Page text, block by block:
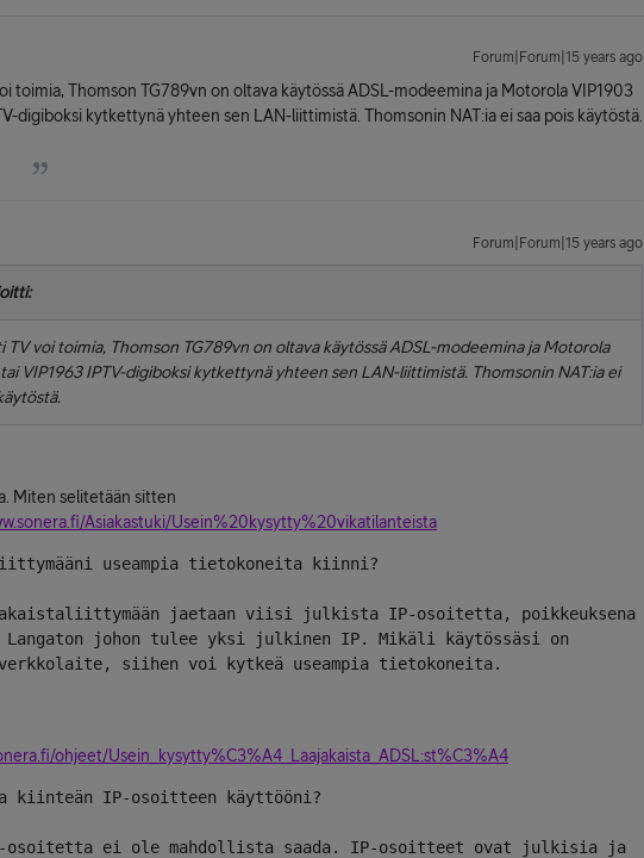
Forum|Forum|15 years ago
toimia, Thomson TG789vn on oltava käytössä ADSL-modeemina ja Motorola VIP1903
digiboksi kytkettynä yhteen sen LAN-liittimistä. Thomsonin NAT:ia ei saa pois käytöstä.
Forum|Forum|15 years ago
TV voi toimia, Thomson TG789vn on oltava käytössä ADSL-modeemina ja Motorola
tai VIP1963 IPTV-digiboksi kytkettynä yhteen sen LAN-liittimistä. Thomsonin NAT:ia ei
Miten selitetään sitten
Asiakastuki/Usein%20kysytty%20vikatilanteista
useampia tietokoneita kiinni?
jaetaan viisi julkista IP-osoitetta, poikkeuksena
Langaton johon tulee yksi julkinen IP. Mikäli käytössäsi on
siihen voi kytkeä useampia tietokoneita.
ohjeet/Usein_kysytty%C3%A4_Laajakaista_ADSL:st%C3%A4
kiinteän IP-osoitteen käyttööni?
osoitetta ei ole mahdollista saada. IP-osoitteet ovat julkisia ja